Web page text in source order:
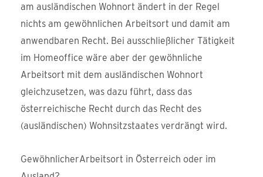
am ausländischen Wohnort ändert in der Regel
nichts am gewöhnlichen Arbeitsort und damit am
anwendbaren Recht. Bei ausschließlicher Tätigkeit
im Homeoffice wäre aber der gewöhnliche
Arbeitsort mit dem ausländischen Wohnort
gleichzusetzen, was dazu führt, dass das
österreichische Recht durch das Recht des
(ausländischen) Wohnsitzstaates verdrängt wird.
GewöhnlicherArbeitsort in Österreich oder im